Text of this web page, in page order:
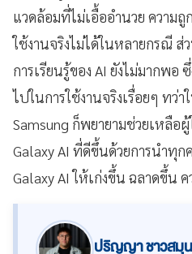
แวดล้อมที่ไม่เอื้ออำนวย ความถู
ใช้งานจริงไม่ได้ในหลายกรณี ส่
การเรียนรู้ของ AI ยังไม่มากพอ
ไปในการใช้งานจริงเรื่อยๆ ทว่
Samsung ก็พยายามช่วยเหลือ
Galaxy AI ที่ดีขึ้นด้วยการนำทุ
Galaxy AI ให้เก่งขึ้น ฉลาดขึ้น
ปริญญา ชาวสมุน